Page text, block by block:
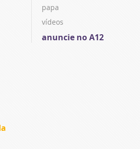
papa
vídeos
anuncie no A12